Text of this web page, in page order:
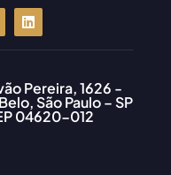
Pereira, 1626 -
São Paulo – SP
04620-012